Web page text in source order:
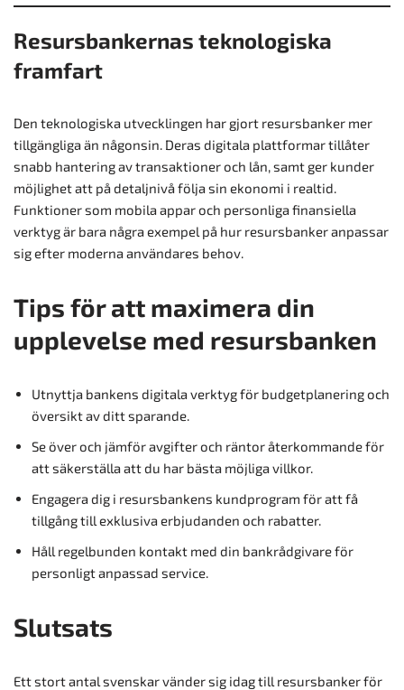
Resursbankernas teknologiska
framfart
Den teknologiska utvecklingen har gjort resursbanker mer
tillgängliga än någonsin. Deras digitala plattformar tillåter
snabb hantering av transaktioner och lån, samt ger kunder
möjlighet att på detaljnivå följa sin ekonomi i realtid.
Funktioner som mobila appar och personliga finansiella
verktyg är bara några exempel på hur resursbanker anpassar
sig efter moderna användares behov.
Tips för att maximera din
upplevelse med resursbanken
Utnyttja bankens digitala verktyg för budgetplanering och
översikt av ditt sparande.
Se över och jämför avgifter och räntor återkommande för
att säkerställa att du har bästa möjliga villkor.
Engagera dig i resursbankens kundprogram för att få
tillgång till exklusiva erbjudanden och rabatter.
Håll regelbunden kontakt med din bankrådgivare för
personligt anpassad service.
Slutsats
Ett stort antal svenskar vänder sig idag till resursbanker för